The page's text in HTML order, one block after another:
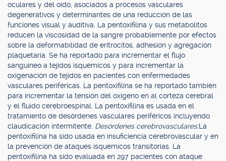
oculares y del oído, asociados a procesos vasculares
degenerativos y determinantes de una reducción de las
funciones visual y auditiva. La pentoxifilina y sus metabolitos
reducen la viscosidad de la sangre probablemente por efectos
sobre la deformabilidad de eritrocitos, adhesión y agregación
plaquetaria. Se ha reportado para incrementar el flujo
sanguíneo a tejidos isquémicos y para incrementar la
oxigenación de tejidos en pacientes con enfermedades
vasculares periféricas. La pentoxifilina se ha reportado también
para incrementar la tensión del oxígeno en al corteza cerebral
y el fluido cerebroespinal. La pentoxifilina es usada en el
tratamiento de desórdenes vasculares periféricos incluyendo
claudicación intermitente. Desórdenes cerebrovasculares:La
pentoxifilina ha sido usada en insuficiencia cerebrovascular y en
la prevención de ataques isquémicos transitorias. La
pentoxifilina ha sido evaluada en 297 pacientes con ataque